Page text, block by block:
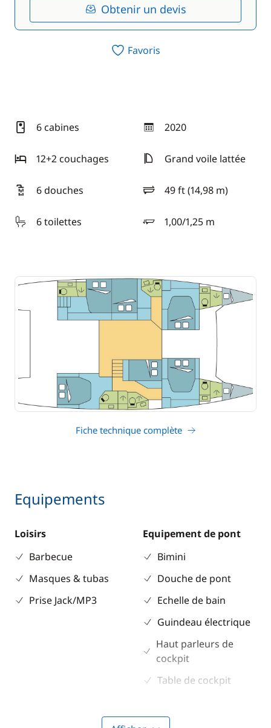
Obtenir un devis
Favoris
6 cabines 2020
année
12+2 couchages
Grand voile lattée
6 douches 49 ft (14,98 m)
longueur
6 toilettes
1,00/1,25 m
tirant d'eau
Fiche technique complète
Equipements
Loisirs
Barbecue
Masques & tubas
Prise Jack/MP3
Equipement de pont
Bimini
Douche de pont
Echelle de bain
Guindeau électrique
Haut parleurs de
cockpit
Table de cockpit